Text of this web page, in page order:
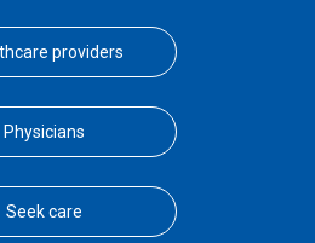
providers
Physicians
Seek care